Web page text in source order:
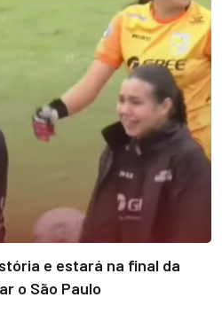
e estará na final da
o São Paulo